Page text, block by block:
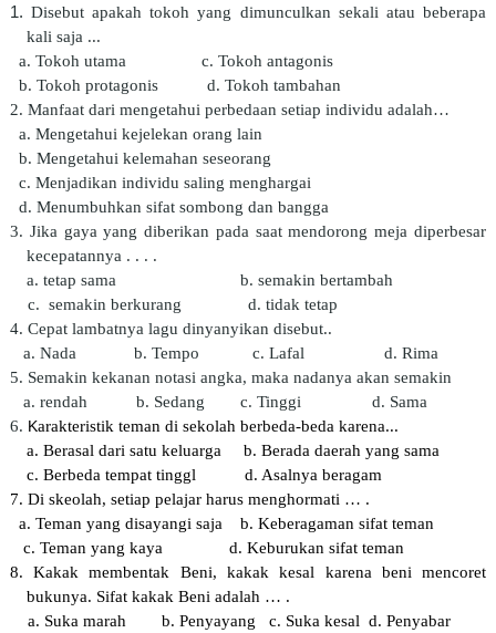
1. Disebut apakah tokoh yang dimunculkan sekali atau beberapa
kali saja ...
a. Tokoh utama c. Tokoh antagonis
b. Tokoh protagonis d. Tokoh tambahan
2. Manfaat dari mengetahui perbedaan setiap individu adalah…
a. Mengetahui kejelekan orang lain
b. Mengetahui kelemahan seseorang
c. Menjadikan individu saling menghargai
d. Menumbuhkan sifat sombong dan bangga
3. Jika gaya yang diberikan pada saat mendorong meja diperbesar
kecepatannya . . . .
a. tetap sama
b. semakin bertambah
c. semakin berkurang
d. tidak tetap
4. Cepat lambatnya lagu dinyanyikan disebut..
a. Nada b. Tempo c. Lafal
d. Rima
5. Semakin kekanan notasi angka, maka nadanya akan semakin
a. rendah b. Sedang c. Tinggi
d. Sama
6. Karakteristik teman di sekolah berbeda-beda karena...
a. Berasal dari satu keluarga
b. Berada daerah yang sama
c. Berbeda tempat tinggl
d. Asalnya beragam
7. Di skeolah, setiap pelajar harus menghormati … .
a. Teman yang disayangi saja
b. Keberagaman sifat teman
c. Teman yang kaya
d. Keburukan sifat teman
8. Kakak membentak Beni, kakak kesal karena beni mencoret
bukunya. Sifat kakak Beni adalah … .
a. Suka marah
b. Penyayang c. Suka kesal d. Penyabar